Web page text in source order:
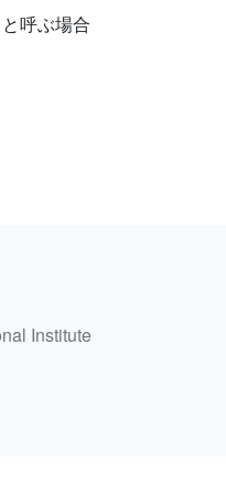
呼ぶ場合
Institute